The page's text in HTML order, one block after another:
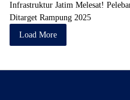
Infrastruktur Jatim Melesat!
Ditarget Rampung 2025
Load More